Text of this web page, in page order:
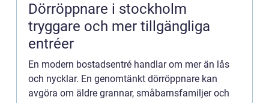
Dörröppnare i stockholm
tryggare och mer tillgängliga
entréer
En modern bostadsentré handlar om mer än lås
och nycklar. En genomtänkt dörröppnare kan
avgöra om äldre grannar, småbarnsfamiljer och